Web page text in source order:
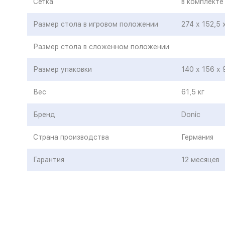
Сетка в комплекте
Размер стола в игровом положении 274 х 152,5
Размер стола в сложенном положении
Размер упаковки 140 х 156 х
Вес 61,5 кг
Бренд Donic
Страна производства Германия
Гарантия 12 месяцев